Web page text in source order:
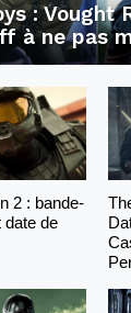
: Vought
à ne pas
2 : bande-
date de